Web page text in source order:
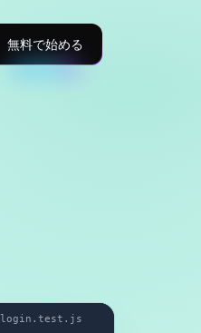
無料で始める
login.test.js